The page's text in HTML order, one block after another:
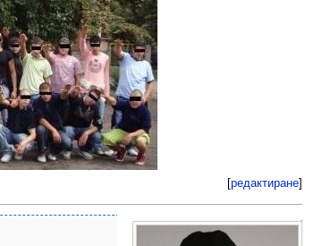
[редактиране